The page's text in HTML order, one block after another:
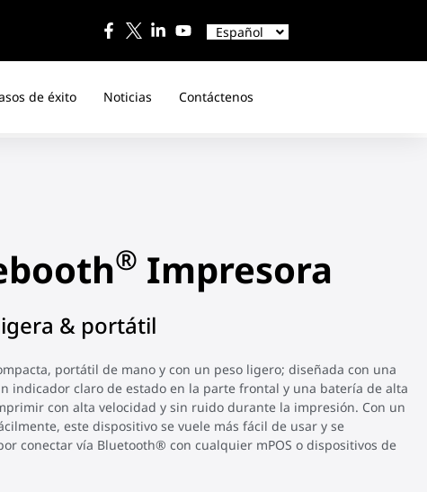
Español
日本語
de éxito Noticias Contáctenos
® Impresora
& portátil
portátil de mano y con un peso ligero; diseñada con una
indicador claro de estado en la parte frontal y una batería de alta
con alta velocidad y sin ruido durante la impresión. Con un
este dispositivo se vuele más fácil de usar y se
conectar vía Bluetooth® con cualquier mPOS o dispositivos de